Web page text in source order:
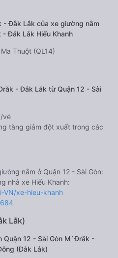
Đắk Lắk của xe giường nằm
Đắk Lắk Hiếu Khanh
Thuột (QL14)
- Đắk Lắk từ Quận 12 - Sài
vé
tăng giảm đột xuất trong các
nằm ở Quận 12 - Sài Gòn:
nhà xe Hiếu Khanh:
VN/xe-hieu-khanh
Lắk)
Quận 12 - Sài Gòn M`Đrăk -
(Đắk Lắk)